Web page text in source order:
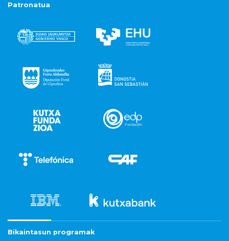
Patronatua
Bikaintasun programak